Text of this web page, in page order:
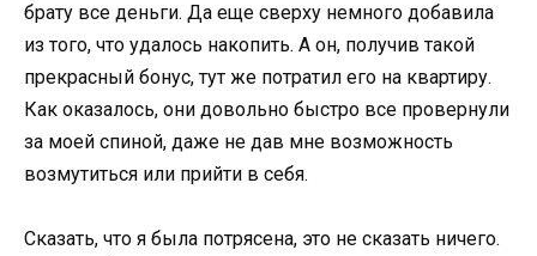
брату все деньги. Да еще сверху немного добавила
из того, что удалось накопить. А он, получив такой
прекрасный бонус, тут же потратил его на квартиру.
Как оказалось, они довольно быстро все провернули
за моей спиной, даже не дав мне возможность
возмутиться или прийти в себя.
Сказать, что я была потрясена, это не сказать ничего.